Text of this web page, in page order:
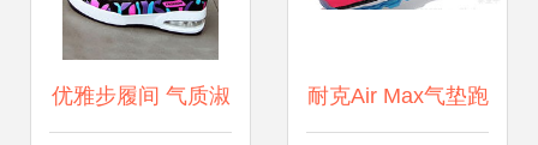
优雅步履间 气质淑 耐克Air Max气垫跑